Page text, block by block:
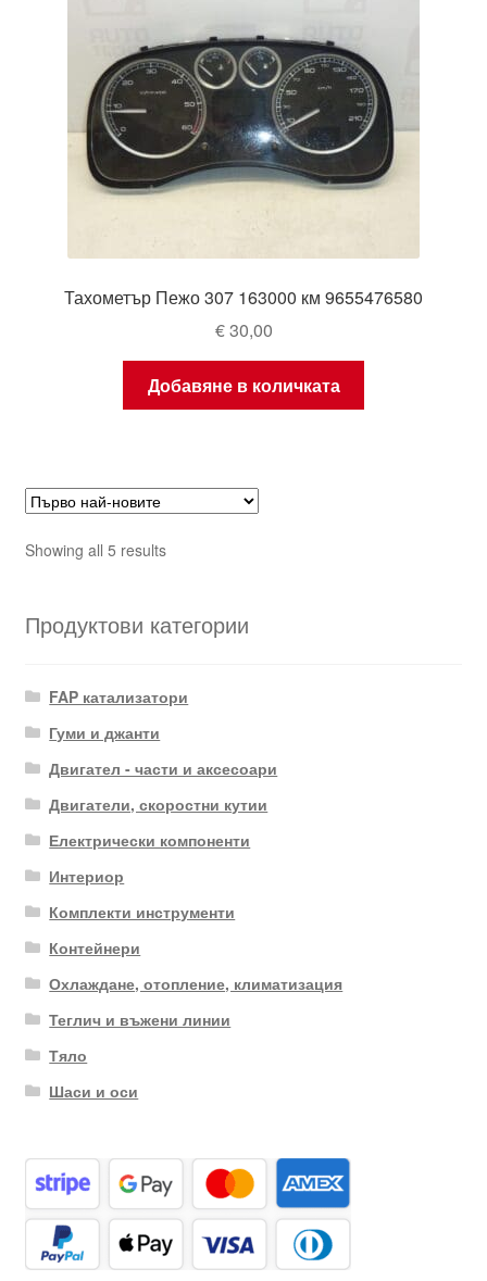
Тахометър Пежо 307 163000 км 9655476580
€30,00
Добавяне в количката
Showing all 5 resultsSorted
Продуктови категории
FAP катализатори
Гуми и джанти
Двигател - части и аксесоари
Двигатели, скоростни кутии
Електрически компоненти
Интериор
Комплекти инструменти
Контейнери
Охлаждане, отопление, климатизация
Теглич и въжени линии
Тяло
Шаси и оси